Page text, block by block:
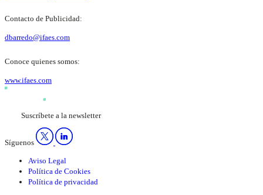
Contacto de Publicidad:
dbarredo@ifaes.com
Conoce quienes somos:
www.ifaes.com
Suscríbete a la newsletter
Síguenos
Aviso Legal
Política de Cookies
Política de privacidad